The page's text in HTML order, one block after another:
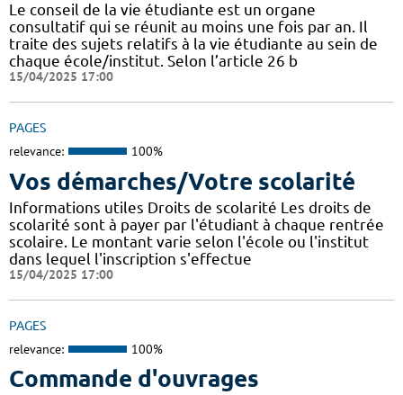
Le conseil de la vie étudiante est un organe
consultatif qui se réunit au moins une fois par an. Il
traite des sujets relatifs à la vie étudiante au sein de
chaque école/institut. Selon l’article 26 b
15/04/2025 17:00
PAGES
relevance: 100%
Vos démarches/Votre scolarité
Informations utiles Droits de scolarité Les droits de
scolarité sont à payer par l'étudiant à chaque rentrée
scolaire. Le montant varie selon l'école ou l'institut
dans lequel l'inscription s'effectue
15/04/2025 17:00
PAGES
relevance: 100%
Commande d'ouvrages